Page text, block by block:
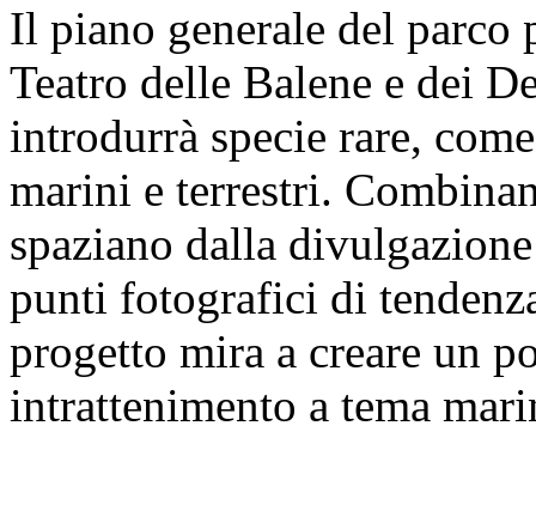
Il piano generale del
Teatro delle Balene e dei
introdurrà specie rare,
marini e terrestri.
spaziano dalla
punti fotografici di
progetto mira a creare un
intrattenimento a tema